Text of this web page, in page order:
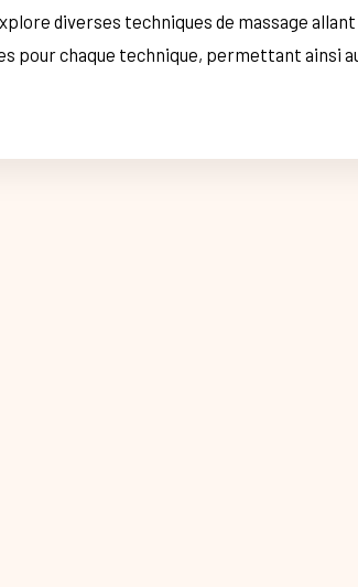
diverses techniques de massage
chaque technique, permettant ainsi